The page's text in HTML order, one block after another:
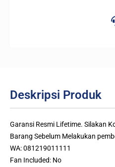
Deskripsi Produk
Garansi Resmi Lifetime. Silakan
Barang Sebelum Melakukan
WA: 081219011111
Fan Included: No